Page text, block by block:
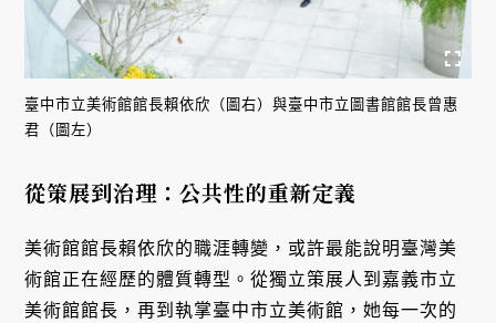
臺中市立美術館館長賴依欣（圖右）與臺中市立圖書館館長曾惠
君（圖左）
從策展到治理：公共性的重新定義
美術館館長賴依欣的職涯轉變，或許最能說明臺灣美
術館正在經歷的體質轉型。從獨立策展人到嘉義市立
美術館館長，再到執掌臺中市立美術館，她每一次的